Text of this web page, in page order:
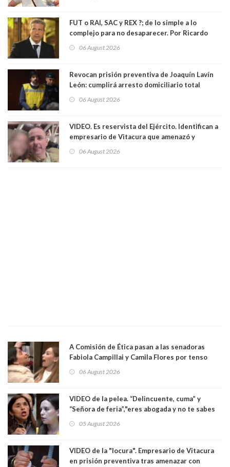
FUT o RAI, SAC y REX ?; de lo simple a lo
complejo para no desaparecer. Por Ricardo
06 August 2026
Revocan prisión preventiva de Joaquín Lavín
León: cumplirá arresto domiciliario total
06 August 2026
VIDEO. Es reservista del Ejército. Identifican a
empresario de Vitacura que amenazó y
al "ring raja". Se trata de Andrés Arrieta y la
06 August 2026
A Comisión de Ética pasan a las senadoras
Fabiola Campillai y Camila Flores por tenso
06 August 2026
VIDEO de la pelea. “Delincuente, cuma” y
“Señora de feria”,"eres abogada y no te sabes
senadoras Camila Flores y Fabiola Campillai en
05 August 2026
VIDEO de la "locura". Empresario de Vitacura
en prisión preventiva tras amenazar con